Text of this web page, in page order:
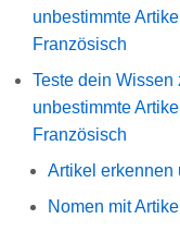
unbestimmte
Französisch
Teste dein Wissen
unbestimmte
Französisch
Artikel erkennen
Nomen mit